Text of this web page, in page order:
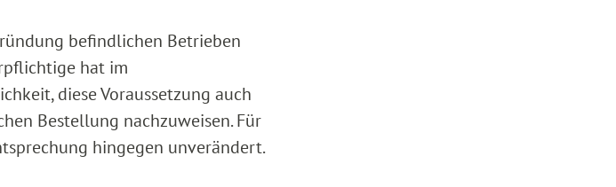
befindlichen Betrieben
hat im
diese Voraussetzung auch
Bestellung nachzuweisen. Für
hingegen unverändert.